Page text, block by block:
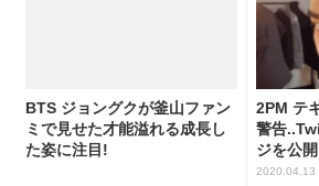
BTS ジョングクが釜山ファン
ミで見せた才能溢れる成長し
た姿に注目!
2PM テ
警告
ジを公開
2020.04.13